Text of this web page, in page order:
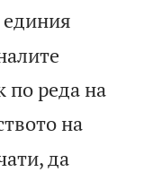
по реда на
на
да